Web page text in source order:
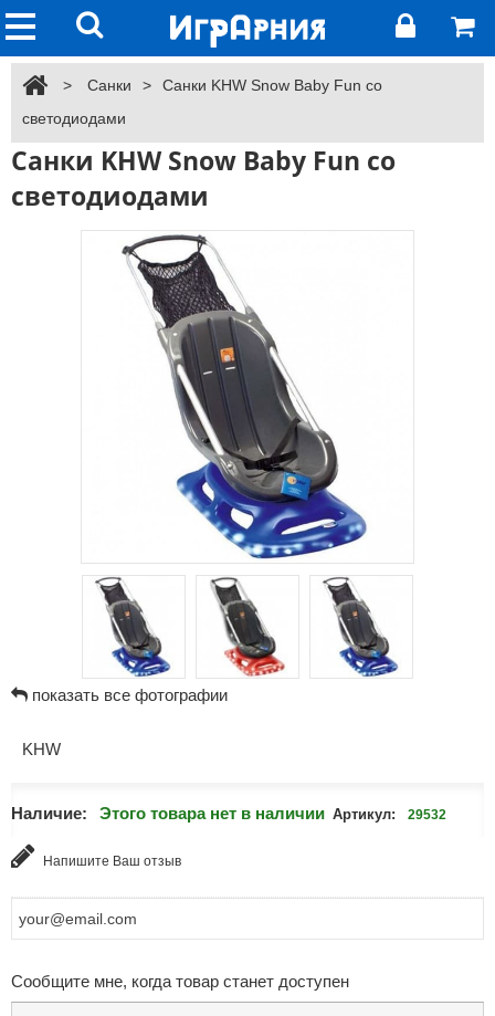
> Санки >
Санки KHW Snow Baby Fun со
светодиодами
Санки KHW Snow Baby Fun со
светодиодами
показать все фотографии
KHW
Наличие: Этого товара нет в наличии Артикул: 29532
Напишите Ваш отзыв
Сообщите мне, когда товар станет доступен